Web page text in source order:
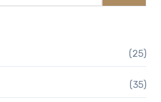
(25)
(35)